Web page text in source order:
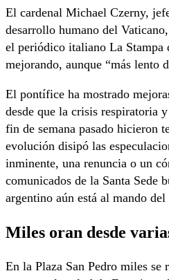
El cardenal Michael Czerny,
desarrollo humano del
el periódico italiano La Stampa
mejorando, aunque “más lento
El pontífice ha mostrado
desde que la crisis respiratoria
fin de semana pasado hicieron
evolución disipó las
inminente, una renuncia o un
comunicados de la Santa Sede
argentino aún está al mando del
Miles oran desde
En la Plaza San Pedro miles se